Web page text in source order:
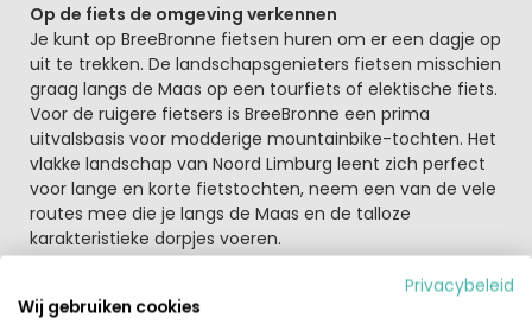
Op de fiets de omgeving verkennen
Je kunt op BreeBronne fietsen huren om er een dagje op
uit te trekken. De landschapsgenieters fietsen misschien
graag langs de Maas op een tourfiets of elektische fiets.
Voor de ruigere fietsers is BreeBronne een prima
uitvalsbasis voor modderige mountainbike-tochten. Het
vlakke landschap van Noord Limburg leent zich perfect
voor lange en korte fietstochten, neem een van de vele
routes mee die je langs de Maas en de talloze
karakteristieke dorpjes voeren.
Privacybeleid
Wij gebruiken cookies